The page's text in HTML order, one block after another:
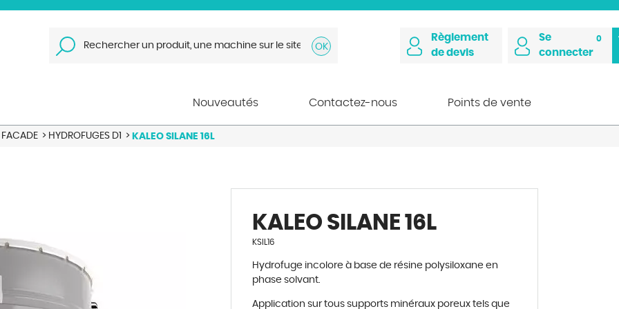
Règlement
de devis
Se
connecter
0
Nouveautés Contactez-nous Points de vente
FACADE > HYDROFUGES D1 > KALEO SILANE 16L
KALEO SILANE 16L
KSIL16
Hydrofuge incolore à base de résine polysiloxane en
phase solvant.
Application sur tous supports minéraux poreux tels que